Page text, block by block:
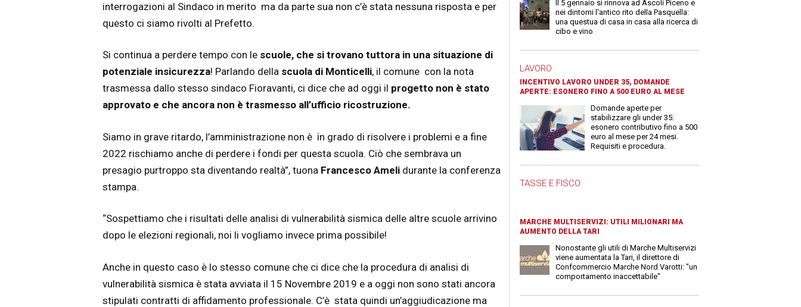
interrogazioni al Sindaco in merito ma da parte sua non c’è stata nessuna risposta e per
questo ci siamo rivolti al Prefetto.
Si continua a perdere tempo con le scuole, che si trovano tuttora in una situazione di
potenziale insicurezza! Parlando della scuola di Monticelli, il comune con la nota
trasmessa dallo stesso sindaco Fioravanti, ci dice che ad oggi il progetto non è stato
approvato e che ancora non è trasmesso all’ufficio ricostruzione.
Siamo in grave ritardo, l’amministrazione non è in grado di risolvere i problemi e a fine
2022 rischiamo anche di perdere i fondi per questa scuola. Ciò che sembrava un
presagio purtroppo sta diventando realtà”, tuona Francesco Amelidurante la conferenza
stampa.
“Sospettiamo che i risultati delle analisi di vulnerabilità sismica delle altre scuole arrivino
dopo le elezioni regionali, noi li vogliamo invece prima possibile!
Anche in questo caso è lo stesso comune che ci dice che la procedura di analisi di
vulnerabilità sismica è stata avviata il 15 Novembre 2019 e a oggi non sono stati ancora
stipulati contratti di affidamento professionale. C’è stata quindi un’aggiudicazione ma
Il 5 gennaio si rinnova ad Ascoli Piceno e
nei dintorni l'antico rito della Pasquella:
una questua di casa in casa alla ricerca di
cibo e vino
LAVORO
INCENTIVO LAVORO UNDER 35, DOMANDE
APERTE: ESONERO FINO A 500 EURO AL MESE
Domande aperte per
stabilizzare gli under 35:
esonero contributivo fino a 500
euro al mese per 24 mesi.
Requisiti e procedura.
TASSE E FISCO
MARCHE MULTISERVIZI: UTILI MILIONARI MA
AUMENTO DELLA TARI
Nonostante gli utili di Marche Multiservizi
viene aumentata la Tari, il direttore di
Confcommercio Marche Nord Varotti: "un
comportamento inaccettabile"